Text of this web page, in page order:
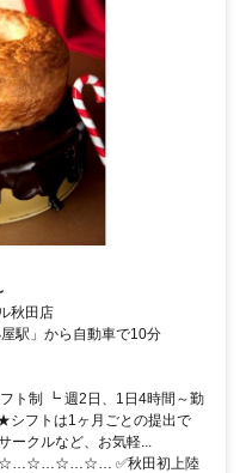
秋田店
駅」から自動車で10分
ト制 ┗ 週2日、1日4時間～勤
フトは1ヶ月ごとの提出で
ークルなど、お気軽...
✅秋田初上陸